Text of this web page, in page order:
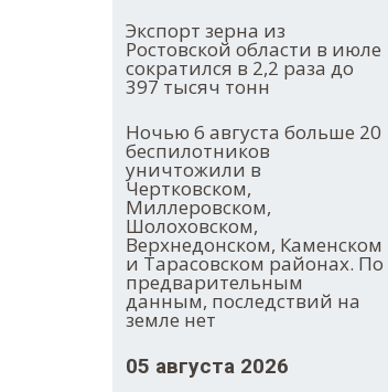
Экспорт зерна из
Ростовской области в июле
сократился в 2,2 раза до
397 тысяч тонн
Ночью 6 августа больше 20
беспилотников
уничтожили в
Чертковском,
Миллеровском,
Шолоховском,
Верхнедонском, Каменском
и Тарасовском районах. По
предварительным
данным, последствий на
земле нет
05 августа 2026